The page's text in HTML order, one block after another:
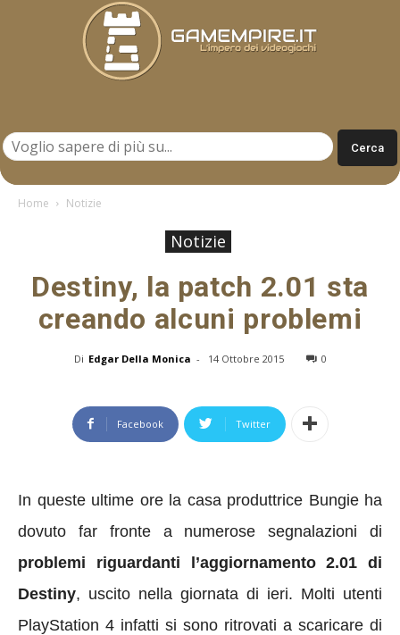
Home Notizie
Notizie
Destiny, la patch 2.01 sta
creando alcuni problemi
Di Edgar Della Monica - 14 Ottobre 2015 0
Facebook Twitter
In queste ultime ore la casa produttrice Bungie ha
dovuto far fronte a numerose segnalazioni di
problemi riguardanti
l’aggiornamento 2.01 di
Destiny, uscito nella giornata di ieri. Molti utenti
PlayStation 4 infatti si sono ritrovati a scaricare di